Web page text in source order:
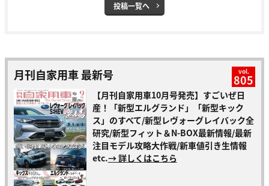
投稿一覧へ
月刊自家用車 最新号 vol.
805
【月刊自家用車10月号発売】すごいぜ日
産！「新型エルグランド」「新型キック
ス」のすべて/新型レヴォーグレイバック全
研究/新型フィット＆N-BOX最新情報/最新
注目モデル攻略大作戦/新車値引き生情報
etc.→ 詳しくはこちら